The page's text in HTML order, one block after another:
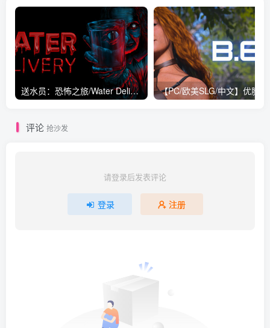
送水员：恐怖之旅/Water Delivery Build.16963419|恐怖冒险|容量1.5GB|免安装绿色中文版
评论 抢沙发
请登录后发表评论
登录 注册